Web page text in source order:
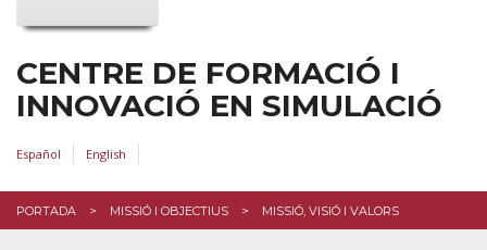
ACTIVITATS
SERVEIS
CONTACTE
CENTRE DE FORMACIÓ I
INNOVACIÓ EN SIMULACIÓ
Español English
PORTADA MISSIÓ I OBJECTIUS MISSIÓ, VISIÓ I VALORS